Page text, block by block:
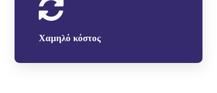
Χαμηλό κόστος